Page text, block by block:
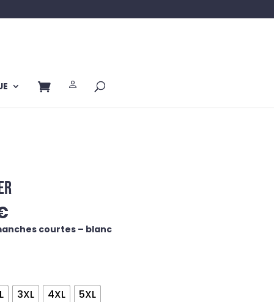
Le
prix courtes – blanc
3XL 4XL 5XL